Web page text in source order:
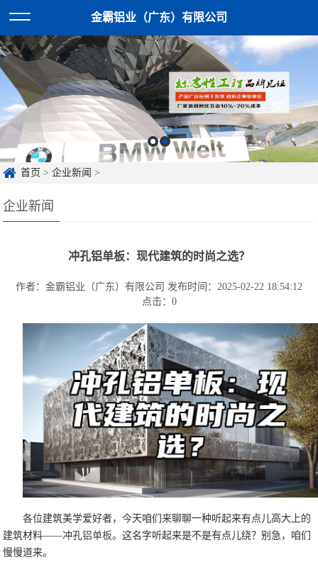
金霸铝业（广东）有限公司
首页 >企业新闻 >
企业新闻
冲孔铝单板：现代建筑的时尚之选？
作者：金霸铝业（广东）有限公司 发布时间：2025-02-22 18:54:12
点击： 0
各位建筑美学爱好者，今天咱们来聊聊一种听起来有点儿高大上的
建筑材料——冲孔铝单板。这名字听起来是不是有点儿绕？别急，咱们
慢慢道来。